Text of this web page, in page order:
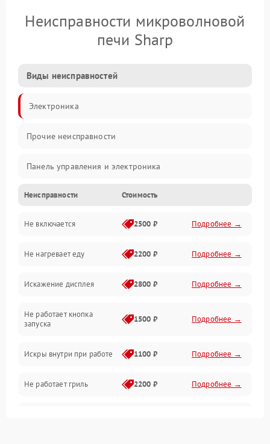
Неисправности микроволновой
печи Sharp
Виды неисправностей
Электроника
Прочие неисправности
Панель управления и электроника
Дверца и корпус
Механика и внутренние элементы
Механические повреждения
Питание и запуск
Нагрев и приготовление
Программное обеспечение
Неисправности Стоимость
Не включается 2500 ₽ Подробнее →
Не нагревает еду 2200 ₽ Подробнее →
Искажение дисплея 2800 ₽ Подробнее →
Не работает кнопка
запуска
1500 ₽ Подробнее →
Искры внутри при работе 1100 ₽ Подробнее →
Не работает гриль 2200 ₽ Подробнее →